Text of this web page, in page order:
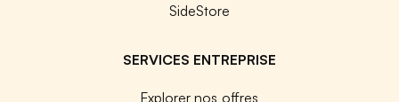
SideStore
SERVICES ENTREPRISE
Explorer nos offres